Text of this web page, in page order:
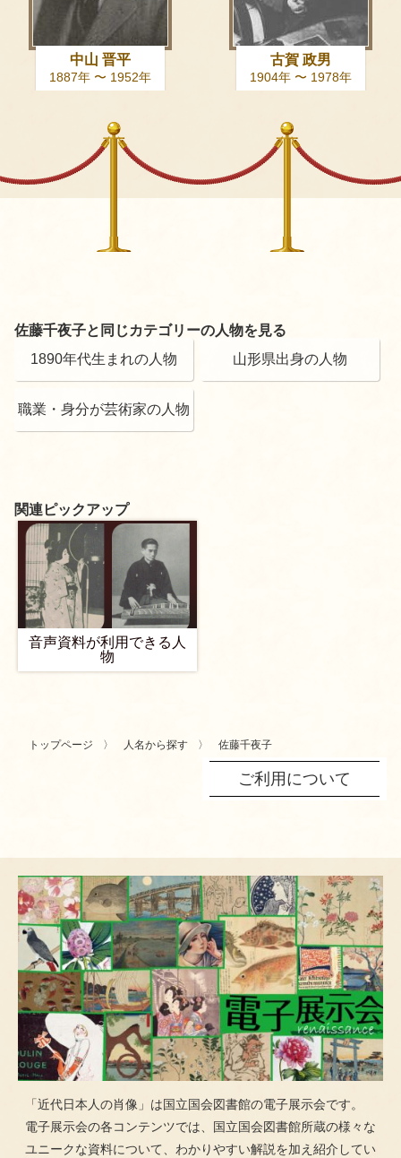
中山 晋平
1887年 〜 1952年
古賀 政男
1904年 〜 1978年
佐藤千夜子と同じカテゴリーの人物を見る
1890年代生まれの人物
山形県出身の人物
職業・身分が芸術家の人物
関連ピックアップ
音声資料が利用できる人
物
トップページ 人名から探す 佐藤千夜子
ご利用について
「近代日本人の肖像」は国立国会図書館の電子展示会です。
電子展示会の各コンテンツでは、国立国会図書館所蔵の様々な
ユニークな資料について、わかりやすい解説を加え紹介してい